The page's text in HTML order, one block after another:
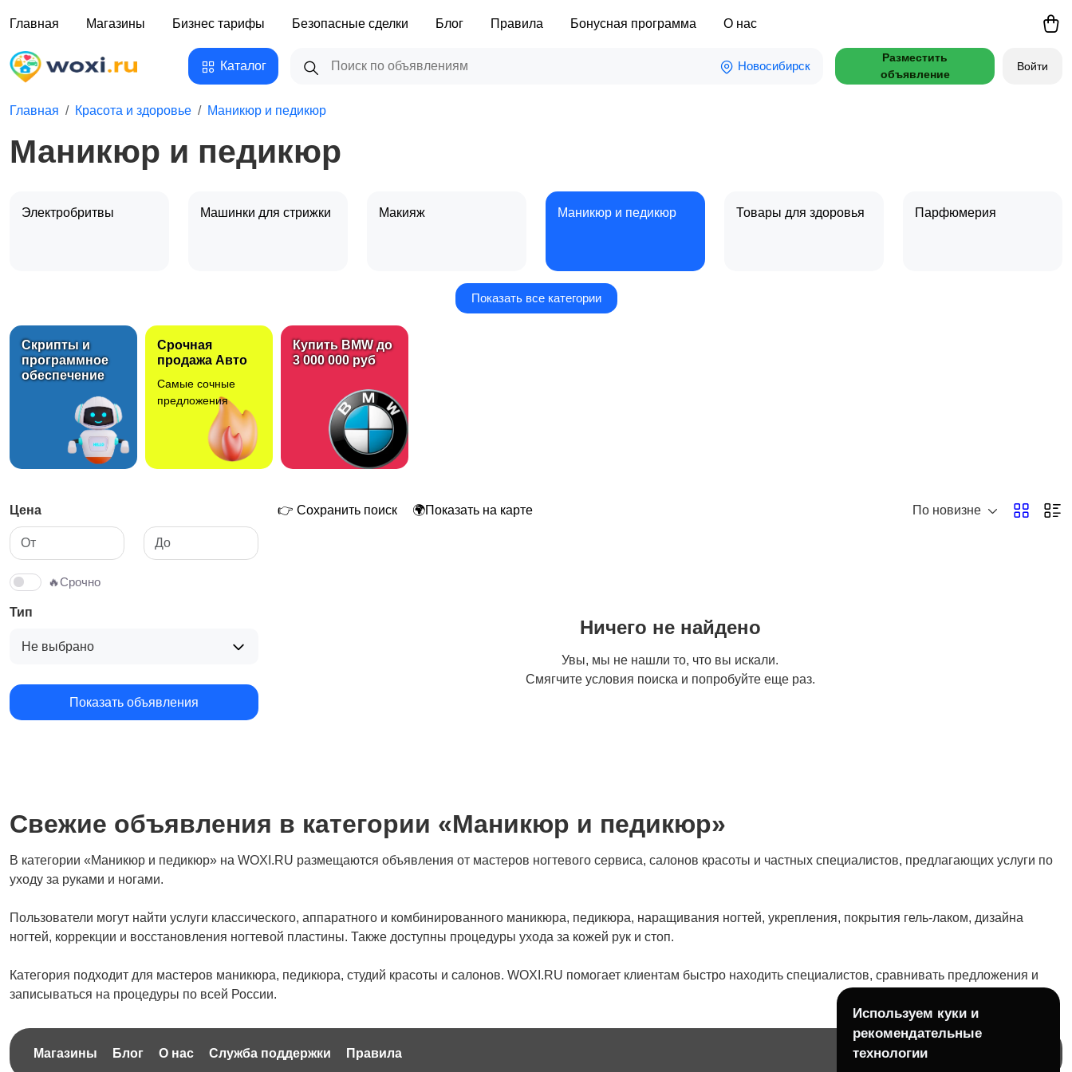
Главная Магазины Бизнес тарифы Безопасные сделки Блог Правила Бонусная программа О нас
Каталог Новосибирск
Разместить
объявление
Войти
Главная Красота и здоровье Маникюр и педикюр
Маникюр и педикюр
Электробритвы Машинки для стрижки Макияж Маникюр и педикюр Товары для здоровья Парфюмерия
волос
Уход за кожей Фены и укладка
Средства для гигиены Другое
Показать все категории
Скрипты и
программное
обеспечение
Срочная
продажа Авто
Самые сочные
предложения
Купить BMW до
3 000 000 руб
Цена
🔥Срочно
Тип
Не выбрано
Показать объявления
👉 Сохранить поиск 🌍Показать на карте По новизне
Ничего не найдено
Увы, мы не нашли то, что вы искали.
Смягчите условия поиска и попробуйте еще раз.
Свежие объявления в категории «Маникюр и педикюр»
В категории «Маникюр и педикюр» на WOXI.RU размещаются объявления от мастеров ногтевого сервиса, салонов красоты и частных специалистов, предлагающих услуги по
уходу за руками и ногами.
Пользователи могут найти услуги классического, аппаратного и комбинированного маникюра, педикюра, наращивания ногтей, укрепления, покрытия гель-лаком, дизайна
ногтей, коррекции и восстановления ногтевой пластины. Также доступны процедуры ухода за кожей рук и стоп.
Категория подходит для мастеров маникюра, педикюра, студий красоты и салонов. WOXI.RU помогает клиентам быстро находить специалистов, сравнивать предложения и
записываться на процедуры по всей России.
Магазины Блог О нас Служба поддержки Правила
Используем куки и
рекомендательные
технологии